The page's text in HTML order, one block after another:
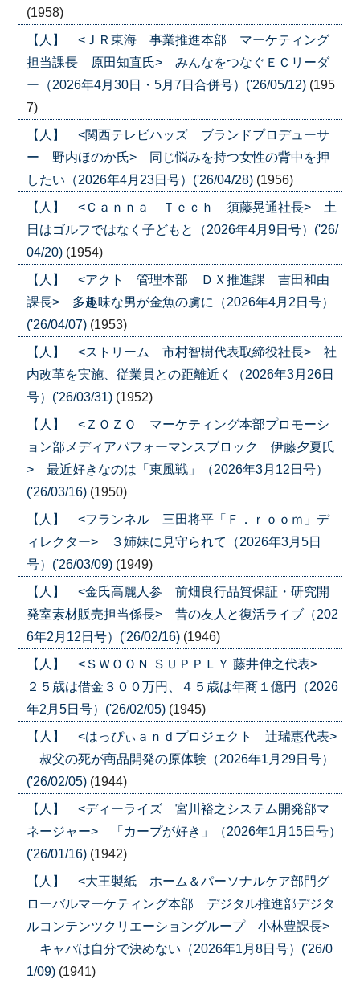
(1958)
【人】 <ＪＲ東海 事業推進本部 マーケティング
担当課長 原田知直氏> みんなをつなぐＥＣリーダ
ー（2026年4月30日・5月7日合併号）('26/05/12) (195
7)
【人】 <関西テレビハッズ ブランドプロデューサ
ー 野内ほのか氏> 同じ悩みを持つ女性の背中を押
したい（2026年4月23日号）('26/04/28) (1956)
【人】 <Ｃａｎｎａ Ｔｅｃｈ 須藤晃通社長> 土
日はゴルフではなく子どもと（2026年4月9日号）('26/
04/20) (1954)
【人】 <アクト 管理本部 ＤＸ推進課 吉田和由
課長> 多趣味な男が金魚の虜に（2026年4月2日号）
('26/04/07) (1953)
【人】 <ストリーム 市村智樹代表取締役社長> 社
内改革を実施、従業員との距離近く（2026年3月26日
号）('26/03/31) (1952)
【人】 <ＺＯＺＯ マーケティング本部プロモーシ
ョン部メディアパフォーマンスブロック 伊藤夕夏氏
> 最近好きなのは「東風戦」（2026年3月12日号）
('26/03/16) (1950)
【人】 <フランネル 三田将平「Ｆ．ｒｏｏｍ」デ
ィレクター> ３姉妹に見守られて（2026年3月5日
号）('26/03/09) (1949)
【人】 <金氏高麗人参 前畑良行品質保証・研究開
発室素材販売担当係長> 昔の友人と復活ライブ（202
6年2月12日号）('26/02/16) (1946)
【人】 <ＳＷＯＯＮ ＳＵＰＰＬＹ 藤井伸之代表>
２５歳は借金３００万円、４５歳は年商１億円（2026
年2月5日号）('26/02/05) (1945)
【人】 <はっぴぃａｎｄプロジェクト 辻瑞惠代表>
叔父の死が商品開発の原体験（2026年1月29日号）
('26/02/05) (1944)
【人】 <ディーライズ 宮川裕之システム開発部マ
ネージャー> 「カープが好き」（2026年1月15日号）
('26/01/16) (1942)
【人】 <大王製紙 ホーム＆パーソナルケア部門グ
ローバルマーケティング本部 デジタル推進部デジタ
ルコンテンツクリエーショングループ 小林豊課長>
キャパは自分で決めない（2026年1月8日号）('26/0
1/09) (1941)